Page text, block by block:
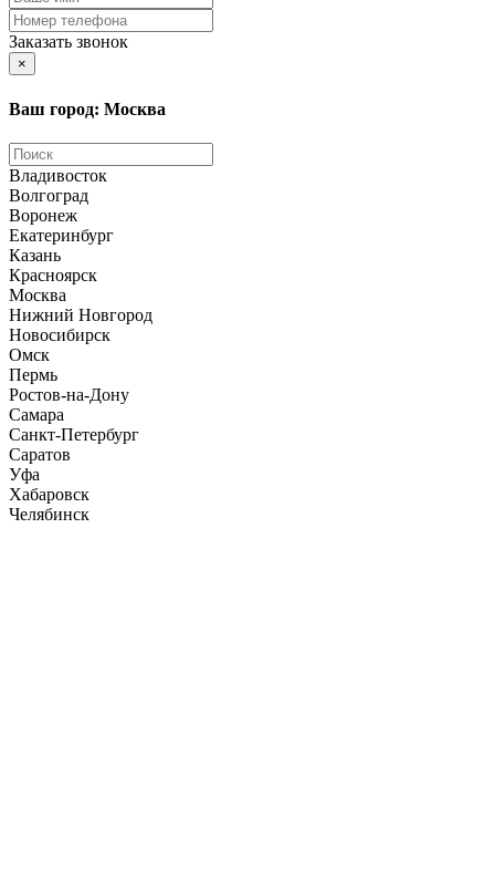
Заказать звонок
×
Ваш город: Москва
Владивосток
Волгоград
Воронеж
Екатеринбург
Казань
Красноярск
Москва
Нижний Новгород
Новосибирск
Омск
Пермь
Ростов-на-Дону
Самара
Санкт-Петербург
Саратов
Уфа
Хабаровск
Челябинск